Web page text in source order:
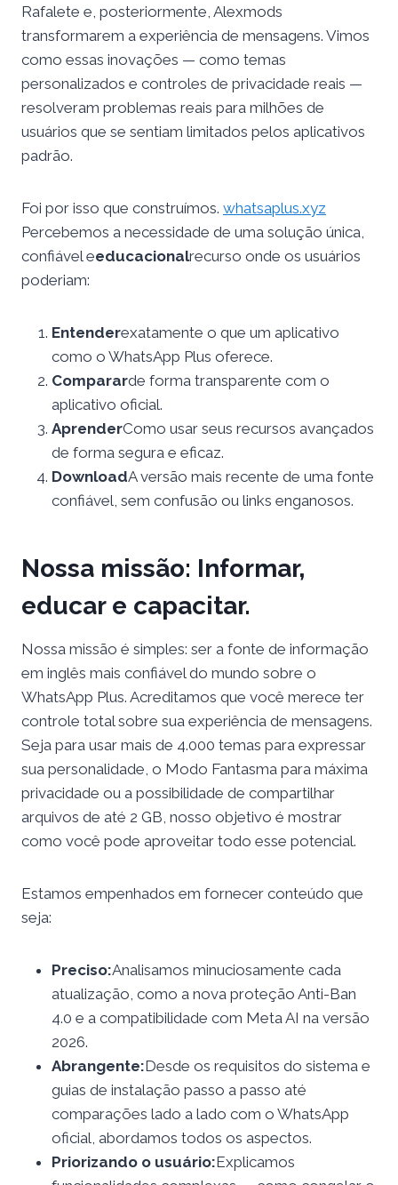
Rafalete e, posteriormente, Alexmods
transformarem a experiência de mensagens. Vimos
como essas inovações — como temas
personalizados e controles de privacidade reais —
resolveram problemas reais para milhões de
usuários que se sentiam limitados pelos aplicativos
padrão.
Foi por isso que construímos. whatsaplus.xyz
Percebemos a necessidade de uma solução única,
confiável eeducacionalrecurso onde os usuários
poderiam:
Entenderexatamente o que um aplicativo
como o WhatsApp Plus oferece.
Compararde forma transparente com o
aplicativo oficial.
AprenderComo usar seus recursos avançados
de forma segura e eficaz.
DownloadA versão mais recente de uma fonte
confiável, sem confusão ou links enganosos.
Nossa missão: Informar,
educar e capacitar.
Nossa missão é simples: ser a fonte de informação
em inglês mais confiável do mundo sobre o
WhatsApp Plus. Acreditamos que você merece ter
controle total sobre sua experiência de mensagens.
Seja para usar mais de 4.000 temas para expressar
sua personalidade, o Modo Fantasma para máxima
privacidade ou a possibilidade de compartilhar
arquivos de até 2 GB, nosso objetivo é mostrar
como você pode aproveitar todo esse potencial.
Estamos empenhados em fornecer conteúdo que
seja:
Preciso:Analisamos minuciosamente cada
atualização, como a nova proteção Anti-Ban
4.0 e a compatibilidade com Meta AI na versão
2026.
Abrangente:Desde os requisitos do sistema e
guias de instalação passo a passo até
comparações lado a lado com o WhatsApp
oficial, abordamos todos os aspectos.
Priorizando o usuário:Explicamos